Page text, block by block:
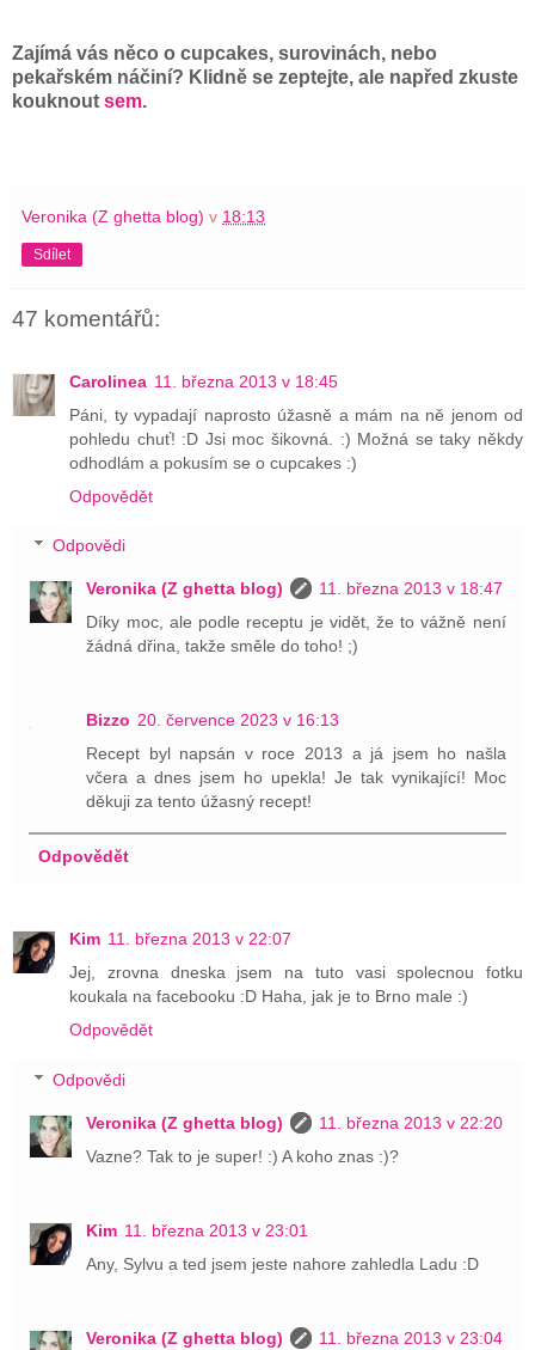
Zajímá vás něco o cupcakes, surovinách, nebo
pekařském náčiní? Klidně se zeptejte, ale napřed zkuste
kouknout sem.
Veronika (Z ghetta blog) v 18:13
Sdílet
47 komentářů:
Carolinea 11. března 2013 v 18:45
Páni, ty vypadají naprosto úžasně a mám na ně jenom od
pohledu chuť! :D Jsi moc šikovná. :) Možná se taky někdy
odhodlám a pokusím se o cupcakes :)
Odpovědět
Odpovědi
Veronika (Z ghetta blog)
11. března 2013 v 18:47
Díky moc, ale podle receptu je vidět, že to vážně není
žádná dřina, takže směle do toho! ;)
Bizzo 20. července 2023 v 16:13
Recept byl napsán v roce 2013 a já jsem ho našla
včera a dnes jsem ho upekla! Je tak vynikající! Moc
děkuji za tento úžasný recept!
Odpovědět
Kim 11. března 2013 v 22:07
Jej, zrovna dneska jsem na tuto vasi spolecnou fotku
koukala na facebooku :D Haha, jak je to Brno male :)
Odpovědět
Odpovědi
Veronika (Z ghetta blog)
11. března 2013 v 22:20
Vazne? Tak to je super! :) A koho znas :)?
Kim 11. března 2013 v 23:01
Any, Sylvu a ted jsem jeste nahore zahledla Ladu :D
Veronika (Z ghetta blog)
11. března 2013 v 23:04